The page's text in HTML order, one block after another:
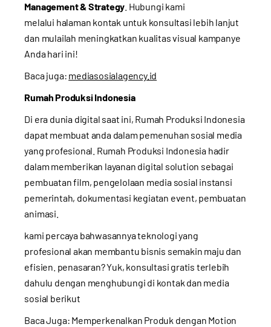
Management & Strategy . Hubungi kami
melalui halaman kontak untuk konsultasi lebih lanjut
dan mulailah meningkatkan kualitas visual kampanye
Anda hari ini!
Baca juga: mediasosialagency.id
Rumah Produksi Indonesia
Di era dunia digital saat ini, Rumah Produksi Indonesia
dapat membuat anda dalam pemenuhan sosial media
yang profesional. Rumah Produksi Indonesia hadir
dalam memberikan layanan digital solution sebagai
pembuatan film, pengelolaan media sosial instansi
pemerintah, dokumentasi kegiatan event, pembuatan
animasi.
kami percaya bahwasannya teknologi yang
profesional akan membantu bisnis semakin maju dan
efisien. penasaran? Yuk, konsultasi gratis terlebih
dahulu dengan menghubungi di kontak dan media
sosial berikut
Baca Juga: Memperkenalkan Produk dengan Motion